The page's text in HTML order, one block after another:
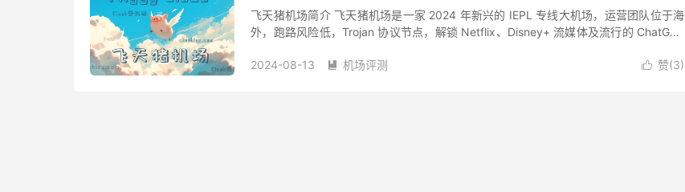
飞天猪机场简介 飞天猪机场是一家 2024 年新兴的 IEPL 专线大机场，运营团队位于海
外，跑路风险低，Trojan 协议节点，解锁 Netflix、Disney+ 流媒体及流行的 ChatGPT
 赞(3)
2024-08-13  机场评测